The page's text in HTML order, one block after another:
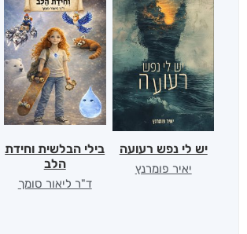
יש לי נפש רעועה
יאיר פומרנץ
בילי הבלשית וחידת
הלב
ד"ר ליאור סומך